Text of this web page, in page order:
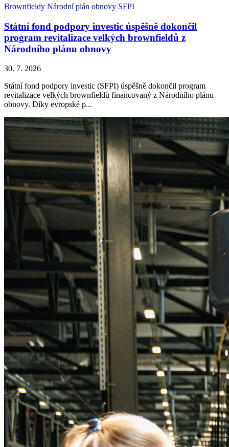
Brownfieldy Národní plán obnovy SFPI
Státní fond podpory investic úspěšně dokončil
program revitalizace velkých brownfieldů z
Národního plánu obnovy
30. 7. 2026
Státní fond podpory investic (SFPI) úspěšně dokončil program
revitalizace velkých brownfieldů financovaný z Národního plánu
obnovy. Díky evropské p...